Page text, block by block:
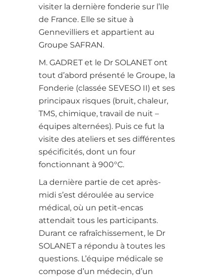
visiter la dernière fonderie sur l’Ile
de France. Elle se situe à
Gennevilliers et appartient au
Groupe SAFRAN.
M. GADRET et le Dr SOLANET ont
tout d’abord présenté le Groupe, la
Fonderie (classée SEVESO II) et ses
principaux risques (bruit, chaleur,
TMS, chimique, travail de nuit –
équipes alternées). Puis ce fut la
visite des ateliers et ses différentes
spécificités, dont un four
fonctionnant à 900°C.
La dernière partie de cet après-
midi s’est déroulée au service
médical, où un petit-encas
attendait tous les participants.
Durant ce rafraîchissement, le Dr
SOLANET a répondu à toutes les
questions. L’équipe médicale se
compose d’un médecin, d’un